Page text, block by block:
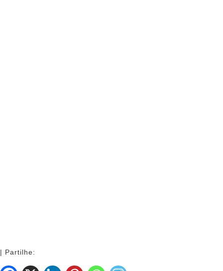
| Partilhe: